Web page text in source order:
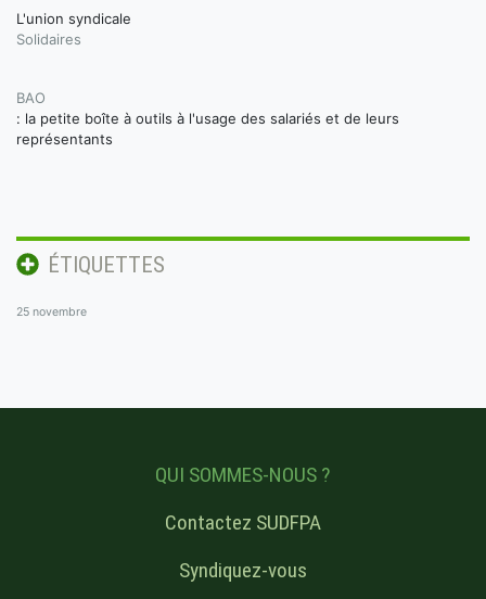
L'union syndicale
Solidaires
BAO
: la petite boîte à outils à l'usage des salariés et de leurs
représentants
ÉTIQUETTES
25 novembre
QUI SOMMES-NOUS ?
Contactez SUDFPA
Syndiquez-vous